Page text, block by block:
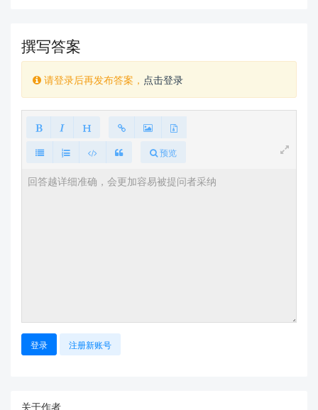
撰写答案
请登录后再发布答案， 点击登录
预览
登录 注册新账号
关于作者